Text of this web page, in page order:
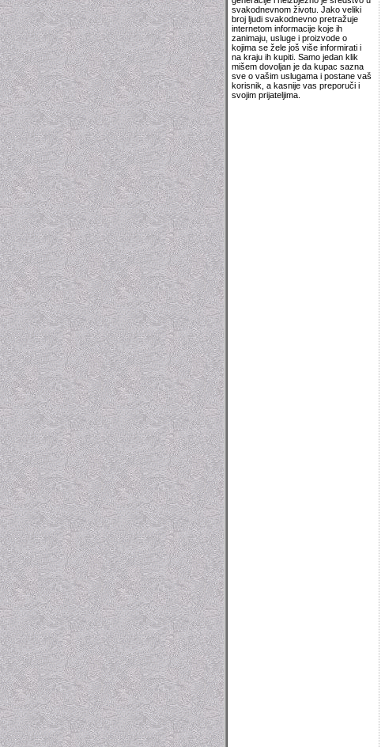
svakodnevnom životu. Jako veliki
broj ljudi svakodnevno pretražuje
internetom informacije koje ih
zanimaju, usluge i proizvode o
kojima se žele još više informirati i
na kraju ih kupiti. Samo jedan klik
mišem dovoljan je da kupac sazna
sve o vašim uslugama i postane vaš
korisnik, a kasnije vas preporuči i
svojim prijateljima.